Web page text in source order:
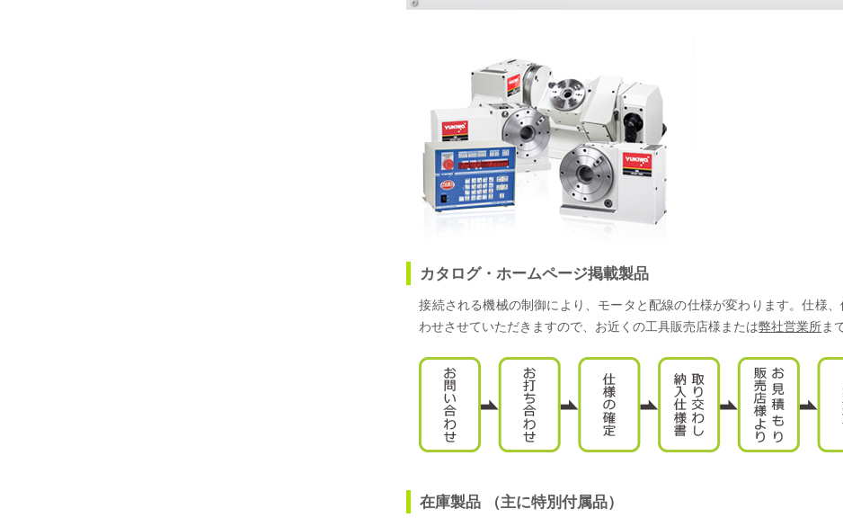
カタログ・ホームページ掲載製品
接続される機械の制御により、モータと配線の仕様が変わります。仕様
わせさせていただきますので、お近くの工具販売店様または弊社営業所ま
在庫製品 （主に特別付属品）